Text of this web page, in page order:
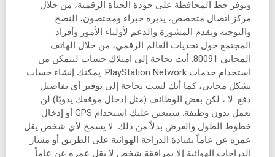
ويوفر خط المحافظة على جودة الحياة الرقمية، من خلال
مركز اتصال متخصص، يديره خبراء ومختصون، النصح
والتوجيه ويقدم المشورة والدعم لأولياء الأمور وأفراد
المجتمع حول تحديات العالم الرقمي، من خلال الهاتف
المجاني 80091. أنت بحاجة إلى امتلاك حساب لتتمكن من
استخدام خدمات PlayStation Network. يمكنك إنشاء حساب
بشكل مجاني، كما أنك لست بحاجة إلى توفير أي تفاصيل
دفع. لا ، لكن بعض الوظائف (مثل إدخال موقعك يدويًا) لن
تعمل بدون وظيفة. سيتعين عليك استخدام GPS أو إدخال
خطوط الطول والعرض بدلاً من ذلك. لا يسمح لأي شخص يقل
عمره عن عاماً بقيادة الدراجة الهوائية على الطريق أو مسار
الدراجات الهوائية إلا بمرافقة شخص لا يقل عمره عن عاماً .